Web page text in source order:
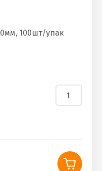
100шт/упак